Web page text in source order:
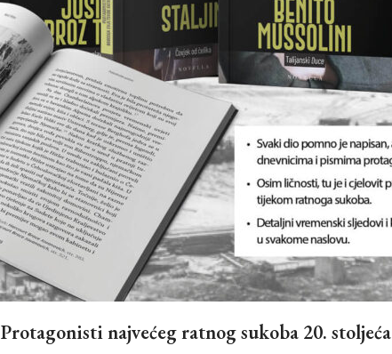
Protagonisti najvećeg ratnog sukoba 20. stoljeća